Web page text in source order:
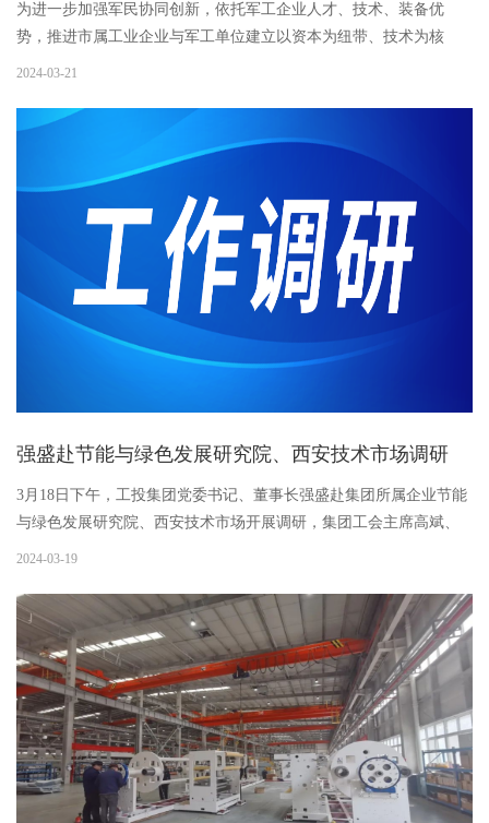
为进一步加强军民协同创新，依托军工企业人才、技术、装备优
势，推进市属工业企业与军工单位建立以资本为纽带、技术为核
办主任张...
2024-03-21
强盛赴节能与绿色发展研究院、西安技术市场调研
3月18日下午，工投集团党委书记、董事长强盛赴集团所属企业节能
与绿色发展研究院、西安技术市场开展调研，集团工会主席高斌、
经济运行部及办公室相关人员陪同调研。强盛一行前往节能与绿色
况。...
2024-03-19